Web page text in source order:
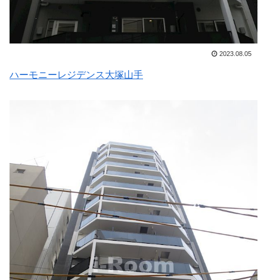
2023.08.05
ハーモニーレジデンス大塚山手